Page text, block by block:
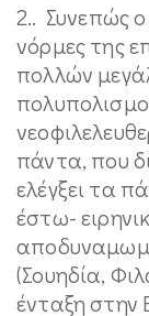
2.. Συνεπώς ο
νόρμες της
πολλών
πάντα, που
ελέγξει τα
έστω-
(Σουηδία,
ένταξη στην